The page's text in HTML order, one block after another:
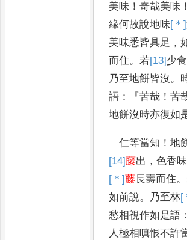
美味 ！奇哉美味
緣何故說地味[＊]
美味悉皆具足 ，
而住。若[13] 少
乃至地餅皆沒。
語 ： 『苦哉 ！苦
地餅沒時亦復如
「仁等當知 ！地
[14]藤出 ，色香
[＊]藤長壽而住。
如前說。 乃至林[
愁相視作如是語
人極相嗔恨不許